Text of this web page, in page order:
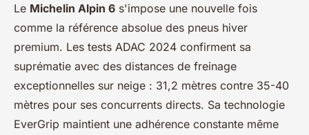
Le Michelin Alpin 6 s'impose une nouvelle fois
comme la référence absolue des pneus hiver
premium. Les tests ADAC 2024 confirment sa
suprématie avec des distances de freinage
exceptionnelles sur neige : 31,2 mètres contre 35-40
mètres pour ses concurrents directs. Sa technologie
EverGrip maintient une adhérence constante même